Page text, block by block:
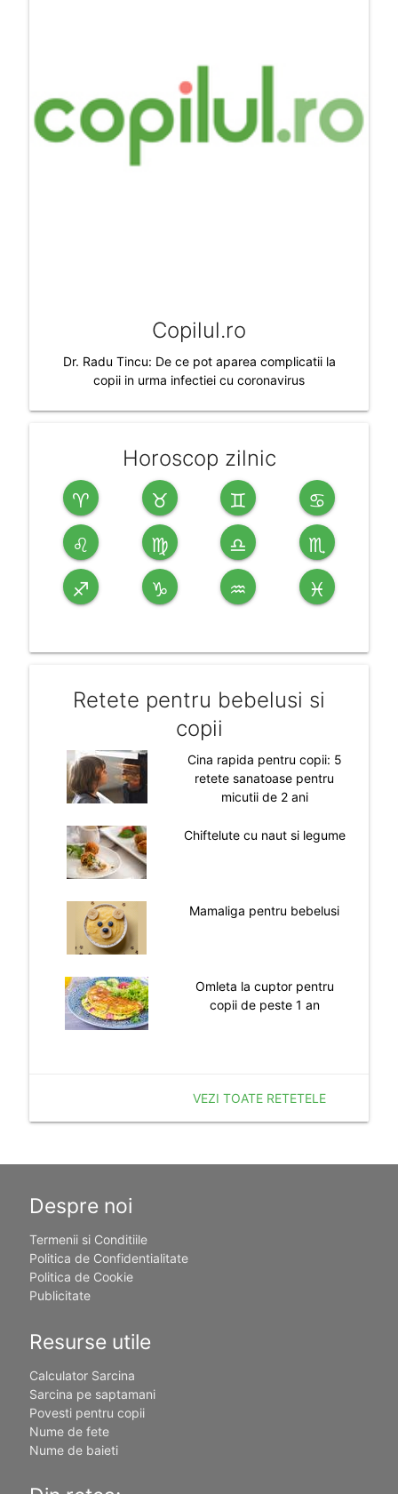
Copilul.ro
Dr. Radu Tincu: De ce pot aparea complicatii la
copii in urma infectiei cu coronavirus
Horoscop zilnic
♈ ♉ ♊ ♋
♌ ♍ ♎ ♏
♐ ♑ ♒ ♓
Retete pentru bebelusi si
copii
Cina rapida pentru copii: 5
retete sanatoase pentru
micutii de 2 ani
Chiftelute cu naut si legume
Mamaliga pentru bebelusi
Omleta la cuptor pentru
copii de peste 1 an
VEZI TOATE RETETELE
Despre noi
Termenii si Conditiile
Politica de Confidentialitate
Politica de Cookie
Publicitate
Resurse utile
Calculator Sarcina
Sarcina pe saptamani
Povesti pentru copii
Nume de fete
Nume de baieti